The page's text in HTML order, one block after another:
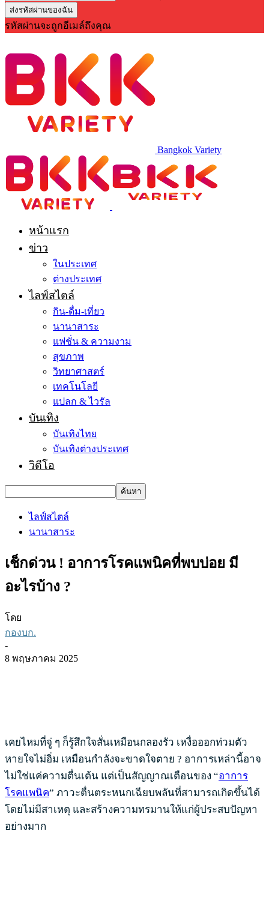
รหัสผ่านจะถูกอีเมล์ถึงคุณ
Bangkok Variety
หน้าแรก
ข่าว
ในประเทศ
ต่างประเทศ
ไลฟ์สไตล์
กิน-ดื่ม-เที่ยว
นานาสาระ
แฟชั่น & ความงาม
สุขภาพ
วิทยาศาสตร์
เทคโนโลยี
แปลก & ไวรัล
บันเทิง
บันเทิงไทย
บันเทิงต่างประเทศ
วิดีโอ
ไลฟ์สไตล์
นานาสาระ
เช็กด่วน ! อาการโรคแพนิคที่พบบ่อย มี
อะไรบ้าง ?
โดย
กองบก.
-
8 พฤษภาคม 2025
เคยไหมที่จู่ ๆ ก็รู้สึกใจสั่นเหมือนกลองรัว เหงื่อออกท่วมตัว
หายใจไม่อิ่ม เหมือนกำลังจะขาดใจตาย ? อาการเหล่านี้อาจ
ไม่ใช่แค่ความตื่นเต้น แต่เป็นสัญญาณเตือนของ “อาการ
โรคแพนิค” ภาวะตื่นตระหนกเฉียบพลันที่สามารถเกิดขึ้นได้
โดยไม่มีสาเหตุ และสร้างความทรมานให้แก่ผู้ประสบปัญหา
อย่างมาก